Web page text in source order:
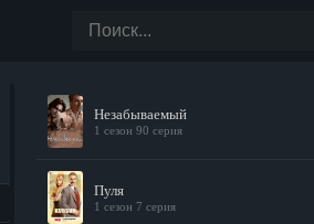
Незабываемый
1 сезон 90 серия
Пуля
1 сезон 7 серия